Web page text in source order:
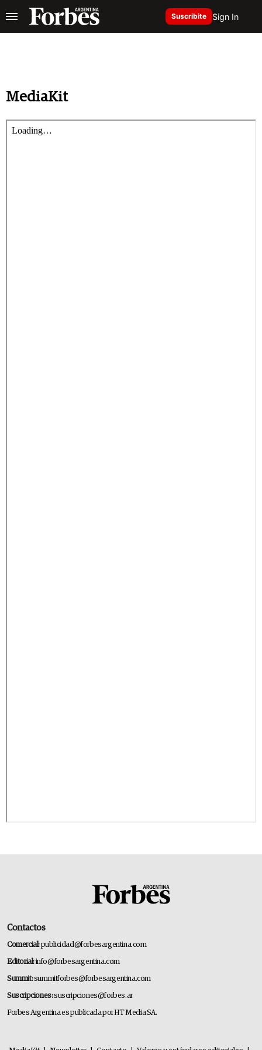
Suscribite Sign In
MediaKit
Contactos
Comercial:publicidad@forbesargentina.com
Editorial:info@forbesargentina.com
Summit:summitforbes@forbesargentina.com
Suscripciones:suscripciones@forbes.ar
Forbes Argentina es publicada por HT Media SA.